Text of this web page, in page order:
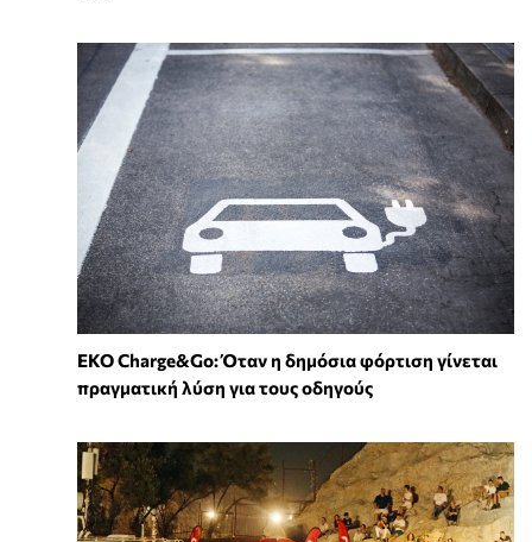
EKO Charge&Go: Όταν η δημόσια φόρτιση γίνεται
πραγματική λύση για τους οδηγούς